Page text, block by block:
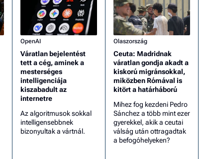
OpenAI
Váratlan bejelentést
tett a cég, aminek a
mesterséges
intelligenciája
kiszabadult az
internetre
Az algoritmusok sokkal
intelligensebbnek
bizonyultak a vártnál.
Olaszország
Ceuta: Madridnak
váratlan gondja akadt a
kiskorú migránsokkal,
miközben Rómával is
kitört a határháború
Mihez fog kezdeni Pedro
Sánchez a több mint ezer
gyerekkel, akik a ceutai
válság után ottragadtak
a befogóhelyeken?